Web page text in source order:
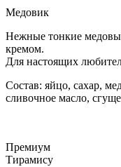
Медовик
Нежные тонкие
кремом.
Для настоящих
Состав: яйцо, сахар,
сливочное масло,
Премиум
Тирамису